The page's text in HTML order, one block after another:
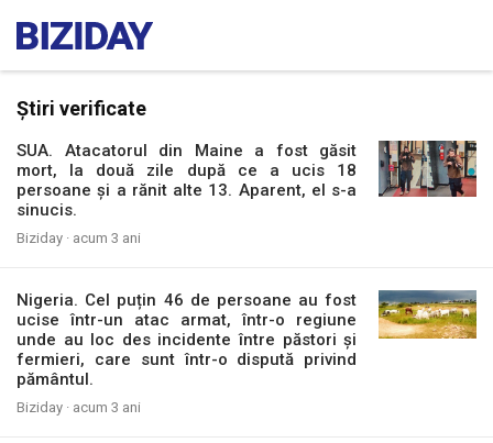
Știri verificate
SUA. Atacatorul din Maine a fost găsit
mort, la două zile după ce a ucis 18
persoane și a rănit alte 13. Aparent, el s-a
sinucis.
Biziday · acum 3 ani
Nigeria. Cel puțin 46 de persoane au fost
ucise într-un atac armat, într-o regiune
unde au loc des incidente între păstori și
fermieri, care sunt într-o dispută privind
pământul.
Biziday · acum 3 ani